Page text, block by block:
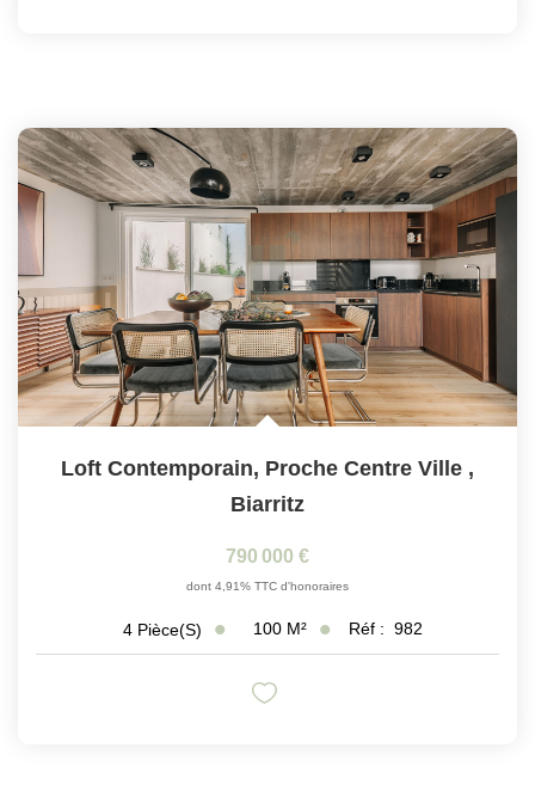
Loft Contemporain, Proche Centre Ville ,
Biarritz
790 000 €
dont 4,91% TTC d'honoraires
4 Pièce(s) 100 M² Réf : 982